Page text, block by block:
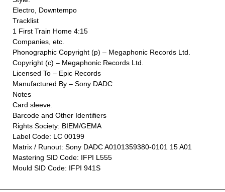
Electro, Downtempo
Tracklist
1 First Train Home 4:15
Companies, etc.
Phonographic Copyright (p) – Megaphonic Records Ltd.
Copyright (c) – Megaphonic Records Ltd.
Licensed To – Epic Records
Manufactured By – Sony DADC
Notes
Card sleeve.
Barcode and Other Identifiers
Rights Society: BIEM/GEMA
Label Code: LC 00199
Matrix / Runout: Sony DADC A0101359380-0101 15 A01
Mastering SID Code: IFPI L555
Mould SID Code: IFPI 941S